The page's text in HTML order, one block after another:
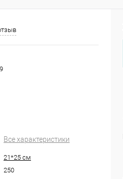
Все характеристики
21*25 см
250